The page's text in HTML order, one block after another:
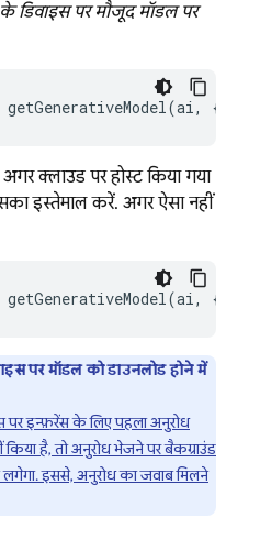
के डिवाइस पर मौजूद मॉडल पर
getGenerativeModel(ai, {
अगर क्लाउड पर होस्ट किया गया
इस्तेमाल करें. अगर ऐसा नहीं
getGenerativeModel(ai, {
पर मॉडल को डाउनलोड होने में
पर इन्फ़रेंस के लिए पहला अनुरोध
है, तो अनुरोध भेजने पर बैकग्राउंड
इससे, अनुरोध का जवाब मिलने